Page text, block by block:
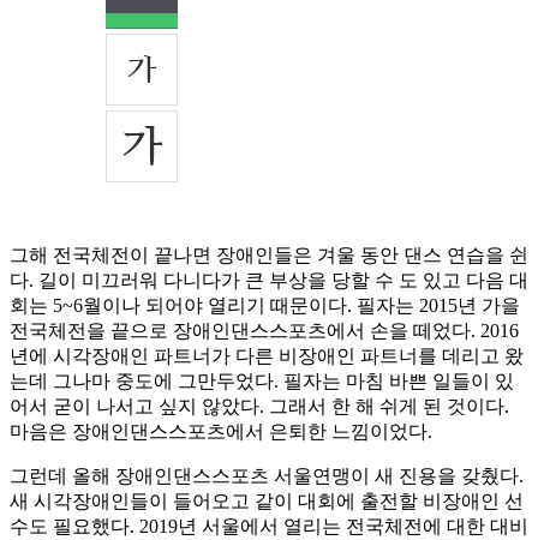
그해 전국체전이 끝나면 장애인들은 겨울 동안 댄스 연습을 쉰
다. 길이 미끄러워 다니다가 큰 부상을 당할 수 도 있고 다음 대
회는 5~6월이나 되어야 열리기 때문이다. 필자는 2015년 가을
전국체전을 끝으로 장애인댄스스포츠에서 손을 떼었다. 2016
년에 시각장애인 파트너가 다른 비장애인 파트너를 데리고 왔
는데 그나마 중도에 그만두었다. 필자는 마침 바쁜 일들이 있
어서 굳이 나서고 싶지 않았다. 그래서 한 해 쉬게 된 것이다.
마음은 장애인댄스스포츠에서 은퇴한 느낌이었다.
그런데 올해 장애인댄스스포츠 서울연맹이 새 진용을 갖췄다.
새 시각장애인들이 들어오고 같이 대회에 출전할 비장애인 선
수도 필요했다. 2019년 서울에서 열리는 전국체전에 대한 대비